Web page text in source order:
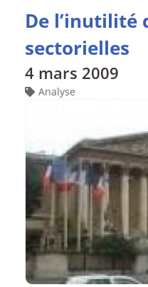
De l’inutilité
sectorielles
4 mars 2009
Analyse